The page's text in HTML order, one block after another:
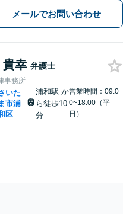
メールでお問い合わせ
貴幸 弁護士
事務所
いた
市浦
区
浦和駅 か
ら徒歩10
分
営業時間：09:0
0~18:00（平
日）